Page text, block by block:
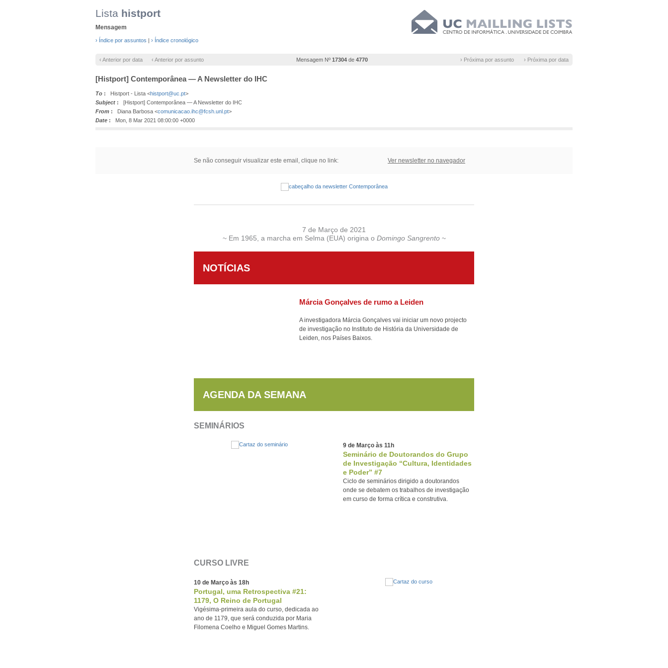
Lista histport
Mensagem
› Índice por assuntos | › Índice cronológico
‹ Anterior por data ‹ Anterior por assunto Mensagem Nº 17304 de 4770 › Próxima por assunto › Próxima por data
[Histport] Contemporânea — A Newsletter do IHC
To : Histport - Lista <histport@uc.pt>
Subject : [Histport] Contemporânea — A Newsletter do IHC
From : Diana Barbosa <comunicacao.ihc@fcsh.unl.pt>
Date : Mon, 8 Mar 2021 08:00:00 +0000
Se não conseguir visualizar este email, clique no link: Ver newsletter no navegador
7 de Março de 2021
~ Em 1965, a marcha em Selma (EUA) origina o Domingo Sangrento~
NOTÍCIAS
Márcia Gonçalves de rumo a Leiden
A investigadora Márcia Gonçalves vai iniciar um novo projecto
de investigação no Instituto de História da Universidade de
Leiden, nos Países Baixos.
AGENDA DA SEMANA
SEMINÁRIOS
9 de Março às 11h
Seminário de Doutorandos do Grupo
de Investigação “Cultura, Identidades
e Poder” #7
Ciclo de seminários dirigido a doutorandos
onde se debatem os trabalhos de investigação
em curso de forma crítica e construtiva.
CURSO LIVRE
10 de Março às 18h
Portugal, uma Retrospectiva #21:
1179, O Reino de Portugal
Vigésima-primeira aula do curso, dedicada ao
ano de 1179, que será conduzida por Maria
Filomena Coelho e Miguel Gomes Martins.